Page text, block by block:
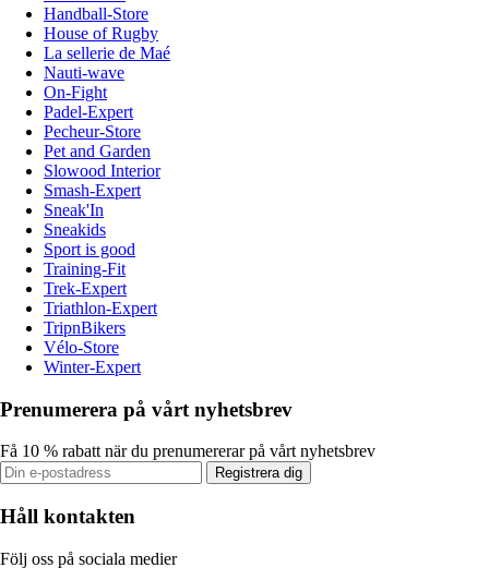
Handball-Store
House of Rugby
La sellerie de Maé
Nauti-wave
On-Fight
Padel-Expert
Pecheur-Store
Pet and Garden
Slowood Interior
Smash-Expert
Sneak'In
Sneakids
Sport is good
Training-Fit
Trek-Expert
Triathlon-Expert
TripnBikers
Vélo-Store
Winter-Expert
Prenumerera på vårt nyhetsbrev
Få 10 % rabatt när du prenumererar på vårt nyhetsbrev
Registrera dig
Håll kontakten
Följ oss på sociala medier